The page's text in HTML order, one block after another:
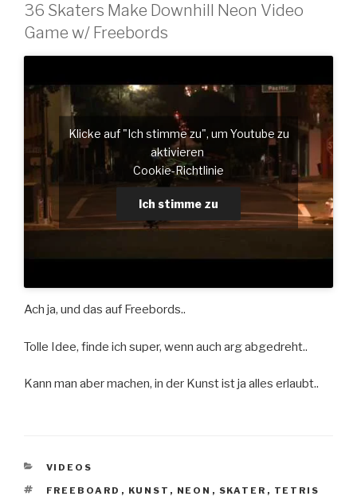
36 Skaters Make Downhill Neon Video
Game w/ Freebords
Klicke auf "Ich stimme zu", um Youtube zu
aktivieren
Cookie-Richtlinie
Ich stimme zu
Ach ja, und das auf Freebords..
Tolle Idee, finde ich super, wenn auch arg abgedreht..
Kann man aber machen, in der Kunst ist ja alles erlaubt..
KATEGORIEN
VIDEOS
SCHLAGWÖRTER
FREEBOARD , KUNST , NEON , SKATER , TETRIS